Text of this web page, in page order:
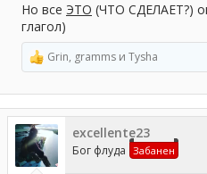
Но все ЭТО (ЧТО СДЕЛАЕТ?)
глагол)
Р
е
а
к
ц
и
и
:
Grin, gramms и Tysha
excellente23
Бог флуда Забанен